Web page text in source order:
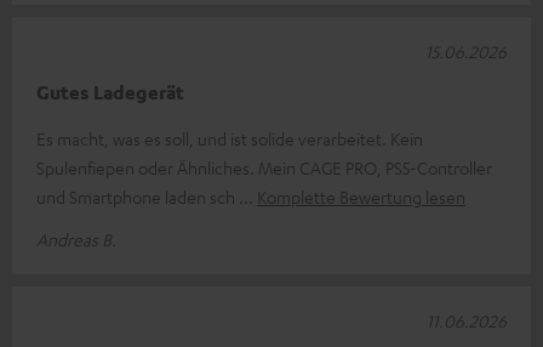
Gutes Ladegerät
Es macht, was es soll, und ist solide verarbeitet. Kein
Spulenfiepen oder Ähnliches. Mein CAGE PRO, PS5-Controller
und Smartphone laden sch
Komplette Bewertung lesen
Andreas B.
15.06.2026
11.06.2026